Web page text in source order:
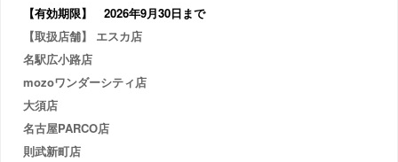
【有効期限】 2026年9月30日まで
【取扱店舗】 エスカ店
名駅広小路店
mozoワンダーシティ店
大須店
名古屋PARCO店
則武新町店